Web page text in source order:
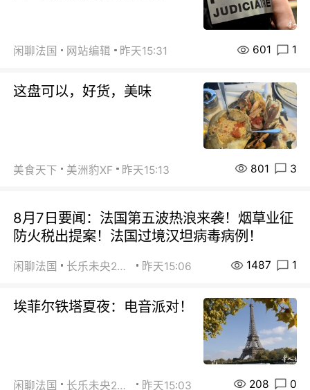
闲聊法国 网站编辑 昨天15:31 601 1
这盘可以，好货，美味
美食天下 美洲豹XF 昨天15:13 801 3
8月7日要闻：法国第五波热浪来袭！烟草业征
防火税出提案！法国过境汉坦病毒病例！
闲聊法国 长乐未央2015 昨天15:06 1487 1
埃菲尔铁塔夏夜：电音派对！
闲聊法国 长乐未央2015 昨天15:03 208 0